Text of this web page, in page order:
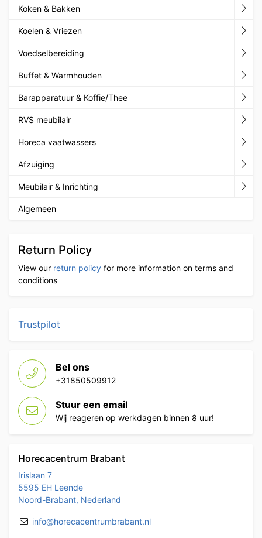
Koken & Bakken
Koelen & Vriezen
Voedselbereiding
Buffet & Warmhouden
Barapparatuur & Koffie/Thee
RVS meubilair
Horeca vaatwassers
Afzuiging
Meubilair & Inrichting
Algemeen
Return Policy
View our return policy for more information on terms and
conditions
Trustpilot
Bel ons
+31850509912
Stuur een email
Wij reageren op werkdagen binnen 8 uur!
Horecacentrum Brabant
Irislaan 7
5595 EH Leende
Noord-Brabant, Nederland
info@horecacentrumbrabant.nl